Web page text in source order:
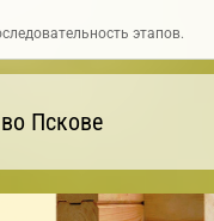
этапов.
Пскове